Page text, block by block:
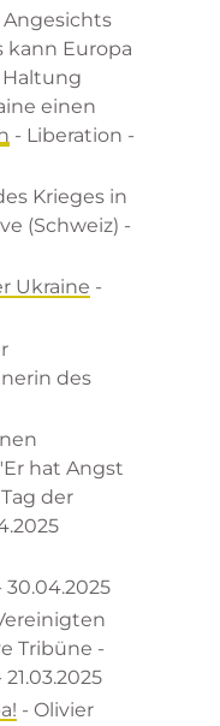
Angesichts
kann Europa
einen
- Liberation -
Krieges in
(Schweiz) -
Ukraine -
des
hat Angst
der
Tribüne -
- Olivier